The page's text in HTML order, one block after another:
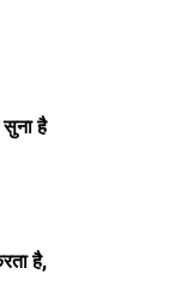
सुना है
है,